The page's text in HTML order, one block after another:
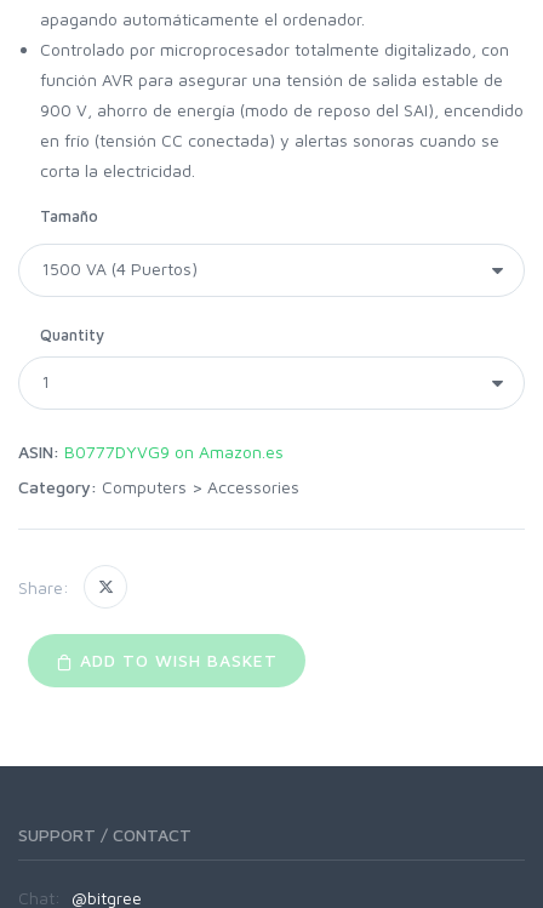
apagando automáticamente el ordenador.
Controlado por microprocesador totalmente digitalizado, con
función AVR para asegurar una tensión de salida estable de
900 V, ahorro de energía (modo de reposo del SAI), encendido
en frío (tensión CC conectada) y alertas sonoras cuando se
corta la electricidad.
Tamaño
Quantity
ASIN: B0777DYVG9 on Amazon.es
Category: Computers > Accessories
Share:
ADD TO WISH BASKET
SUPPORT / CONTACT
Chat: @bitgree